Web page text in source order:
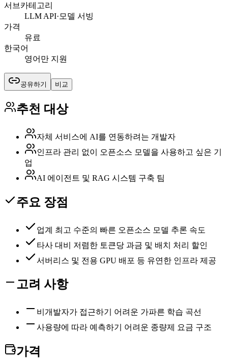
서브카테고리
LLM API·모델 서빙
가격
유료
한국어
영어만 지원
공유하기 비교
추천 대상
자체 서비스에 AI를 연동하려는 개발자
인프라 관리 없이 오픈소스 모델을 사용하고 싶은 기
업
AI 에이전트 및 RAG 시스템 구축 팀
주요 장점
업계 최고 수준의 빠른 오픈소스 모델 추론 속도
타사 대비 저렴한 토큰당 과금 및 배치 처리 할인
서버리스 및 전용 GPU 배포 등 유연한 인프라 제공
고려 사항
비개발자가 접근하기 어려운 가파른 학습 곡선
사용량에 따라 예측하기 어려운 종량제 요금 구조
가격